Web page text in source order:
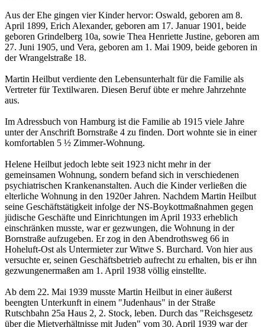
Aus der Ehe gingen vier Kinder hervor: Oswald, geboren am 8.
April 1899, Erich Alexander, geboren am 17. Januar 1901, beide
geboren Grindelberg 10a, sowie Thea Henriette Justine, geboren am
27. Juni 1905, und Vera, geboren am 1. Mai 1909, beide geboren in
der Wrangelstraße 18.
Martin Heilbut verdiente den Lebensunterhalt für die Familie als
Vertreter für Textilwaren. Diesen Beruf übte er mehre Jahrzehnte
aus.
Im Adressbuch von Hamburg ist die Familie ab 1915 viele Jahre
unter der Anschrift Bornstraße 4 zu finden. Dort wohnte sie in einer
komfortablen 5 ½ Zimmer-Wohnung.
Helene Heilbut jedoch lebte seit 1923 nicht mehr in der
gemeinsamen Wohnung, sondern befand sich in verschiedenen
psychiatrischen Krankenanstalten. Auch die Kinder verließen die
elterliche Wohnung in den 1920er Jahren. Nachdem Martin Heilbut
seine Geschäftstätigkeit infolge der NS-Boykottmaßnahmen gegen
jüdische Geschäfte und Einrichtungen im April 1933 erheblich
einschränken musste, war er gezwungen, die Wohnung in der
Bornstraße aufzugeben. Er zog in den Abendrothsweg 66 in
Hoheluft-Ost als Untermieter zur Witwe S. Burchard. Von hier aus
versuchte er, seinen Geschäftsbetrieb aufrecht zu erhalten, bis er ihn
gezwungenermaßen am 1. April 1938 völlig einstellte.
Ab dem 22. Mai 1939 musste Martin Heilbut in einer äußerst
beengten Unterkunft in einem "Judenhaus" in der Straße
Rutschbahn 25a Haus 2, 2. Stock, leben. Durch das "Reichsgesetz
über die Mietverhältnisse mit Juden" vom 30. April 1939 war der